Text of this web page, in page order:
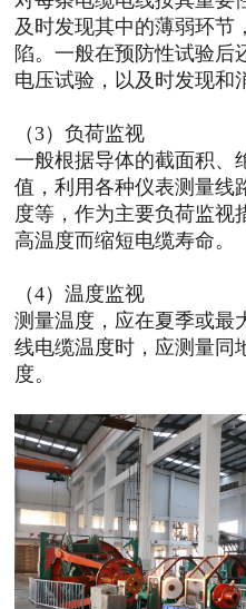
及时发现其中的薄弱环节
陷。一般在预防性试验后
电压试验，以及时发现和
（3）负荷监视
一般根据导体的截面积、
值，利用各种仪表测量线
度等，作为主要负荷监视
高温度而缩短电缆寿命。
（4）温度监视
测量温度，应在夏季或最
线电缆温度时，应测量同
度。